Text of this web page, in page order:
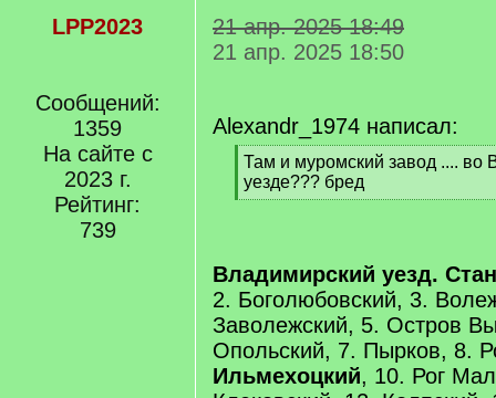
LPP2023
Сообщений:
1359
На сайте с
2023 г.
Рейтинг:
739
21 апр. 2025 18:49
21 апр. 2025 18:50
Alexandr_1974 написал:
[
q
]
Там и муромский завод .... во
уезде??? бред
[
Владимирский уезд.
2. Боголюбовский, 3.
Заволежский, 5. Остров
Опольский, 7. Пырков, 8.
Ильмехоцкий, 10. Рог